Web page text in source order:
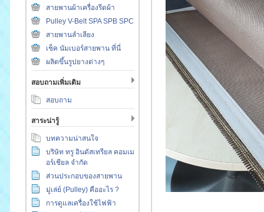
สายพานผ้าเครื่องรีดผ้า
Pulley V-Belt SPA SPB SPC
สายพานลำเลียง
เช็ค นัมเบอร์สายพาน ที่นี่
ผลิตขึ้นรูปยางต่างๆ
สอบถามเพิ่มเติม
สอบถาม
สาระน่ารู้
บทความน่าสนใจ
บริษัท ทรู อินดัสเทรียล คอมเม
อร์เชียล จำกัด
ส่วนประกอบของสายพาน
มู่เล่ย์ (Pulley) คืออะไร ?
การดูแลเครื่องใช้ไฟฟ้า